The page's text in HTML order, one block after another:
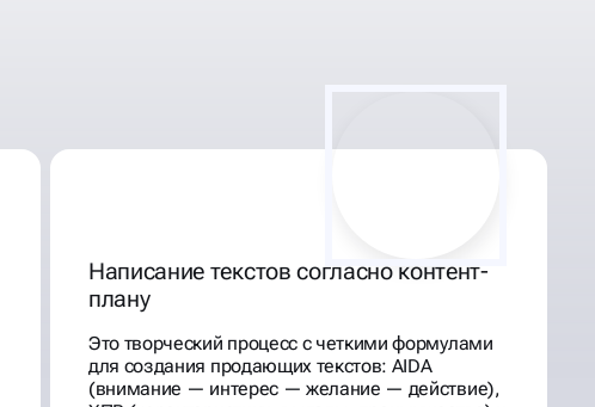
Написание текстов согласно контент-
плану
Это творческий процесс с четкими формулами
для создания продающих текстов: AIDA
(внимание — интерес — желание — действие),